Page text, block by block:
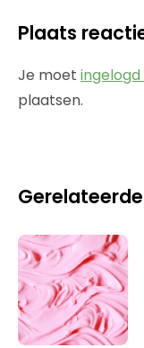
Plaats
Je moet ingelogd
plaatsen.